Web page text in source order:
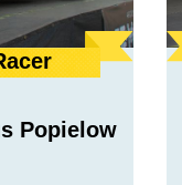
Popielow